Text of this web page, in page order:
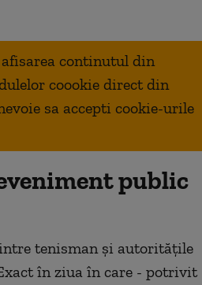
continutul din
coookie direct din
sa accepti cookie-urile
public
tenisman și autoritățile
în ziua în care - potrivit